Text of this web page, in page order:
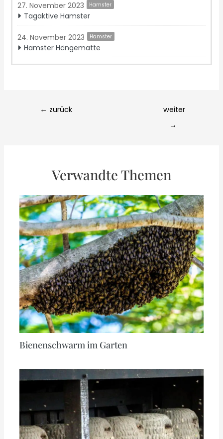
27. November 2023 Hamster
Tagaktive Hamster
24. November 2023 Hamster
Hamster Hängematte
← zurück
weiter
→
Verwandte Themen
Bienenschwarm im Garten